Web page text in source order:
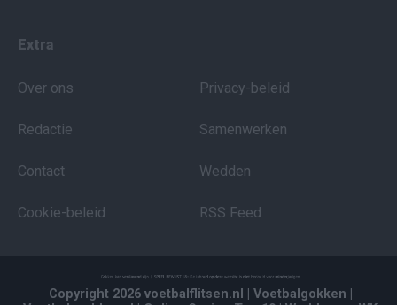
Extra
Over ons
Redactie
Contact
Cookie-beleid
Privacy-beleid
Samenwerken
Wedden
RSS Feed
Copyright 2026 voetbalflitsen.nl | Voetbalgokken